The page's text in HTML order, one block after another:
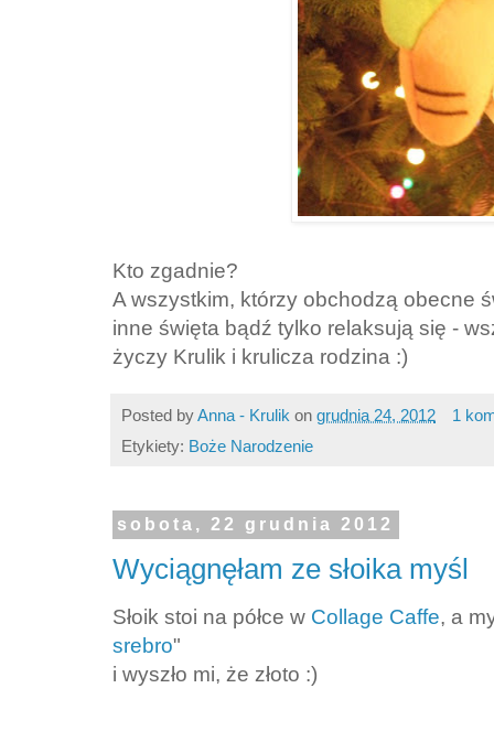
Kto zgadnie?
A wszystkim, którzy obchodzą obecne
inne święta bądź tylko relaksują się -
życzy Krulik i krulicza rodzina :)
Posted byAnna - Krulik on grudnia 24, 2012
1
Etykiety: Boże Narodzenie
sobota, 22 grudnia 2012
Wyciągnęłam ze słoika myśl
Słoik stoi na półce w Collage Caffe, a
srebro"
i wyszło mi, że złoto :)